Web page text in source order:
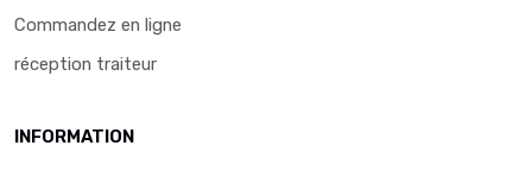
Commandez en ligne
réception traiteur
INFORMATION